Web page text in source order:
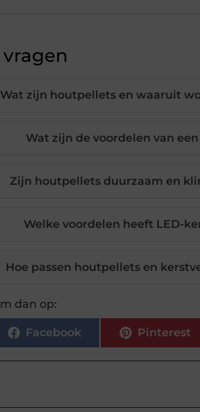
Wat zijn houtpellets en waaruit
Wat zijn de voordelen van
Zijn houtpellets duurzaam en
Welke voordelen heeft LED-
Hoe passen houtpellets en
dan op:
Facebook Pinterest